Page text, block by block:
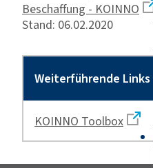
Beschaffung - KOINNO
Stand: 06.02.2020
KOINNO Toolbox